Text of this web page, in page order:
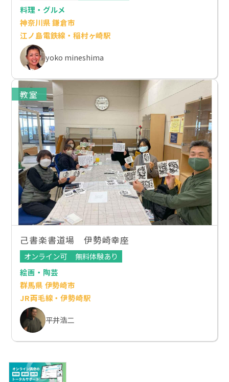
料理・グルメ
神奈川県 鎌倉市
江ノ島電鉄線・稲村ヶ崎駅
yoko mineshima
教室
己書楽書道場 伊勢崎幸座
オンライン可
無料体験あり
絵画・陶芸
群馬県 伊勢崎市
JR両毛線・伊勢崎駅
平井浩二